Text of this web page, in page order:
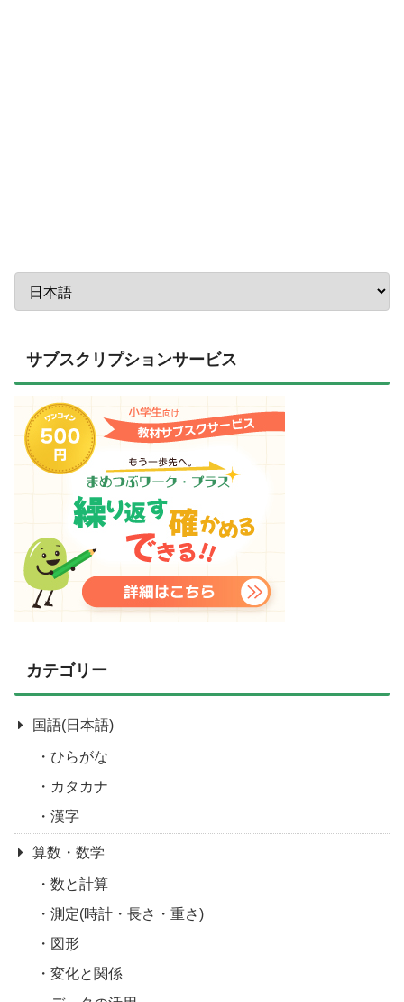
サブスクリプションサービス
カテゴリー
国語(日本語)
ひらがな
カタカナ
漢字
算数・数学
数と計算
測定(時計・長さ・重さ)
図形
変化と関係